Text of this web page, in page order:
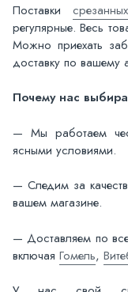
Поставки
регулярные. Весь
Можно приехать
доставку по вашему
Почему нас
— Мы работаем
ясными условиями.
— Следим за
вашем магазине.
— Доставляем по
включая Гомель,